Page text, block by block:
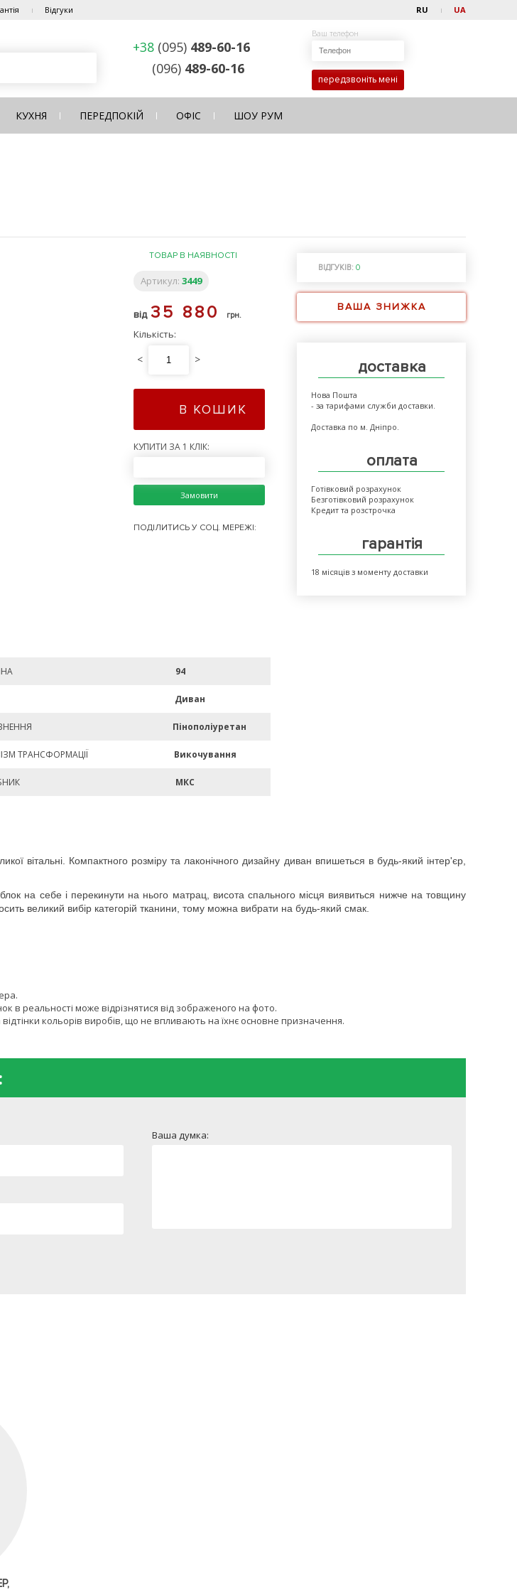
Відгуки RU UA
+38 (095) 489-60-16
(096) 489-60-16
Ваш телефон
передзвоніть мені
КУХНЯ ПЕРЕДПОКІЙ ОФІС ШОУ РУМ
ТОВАР В НАЯВНОСТІ
Артикул: 3449
від 35 880 грн.
Кількість:
< >
В КОШИК
КУПИТИ ЗА 1 КЛІК:
Замовити
ПОДІЛИТИСЬ У СОЦ. МЕРЕЖІ:
ВІДГУКІВ: 0
ВАША ЗНИЖКА
доставка
Нова Пошта
- за тарифами служби доставки.
Доставка по м. Дніпро.
оплата
Готівковий розрахунок
Безготівковий розрахунок
Кредит та розстрочка
гарантія
18 місяців з моменту доставки
94
Диван
Пінополіуретан
ТРАНСФОРМАЦІЇ Викочування
МКС
вітальні. Компактного розміру та лаконічного дизайну диван впишеться в будь-який інтер'єр,
на себе і перекинути на нього матрац, висота спального місця виявиться нижче на товщину
великий вибір категорій тканини, тому можна вибрати на будь-який смак.
в реальності може відрізнятися від зображеного на фото.
кольорів виробів, що не впливають на їхнє основне призначення.
Ваша думка: